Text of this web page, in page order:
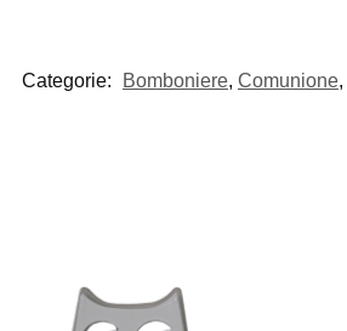
Categorie: Bomboniere, Comunione,